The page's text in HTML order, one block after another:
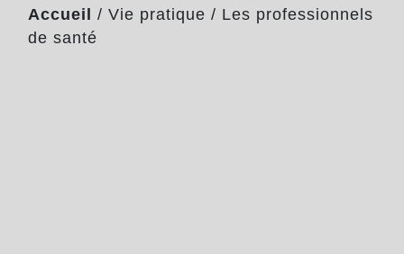
Accueil / Vie pratique / Les professionnels
de santé